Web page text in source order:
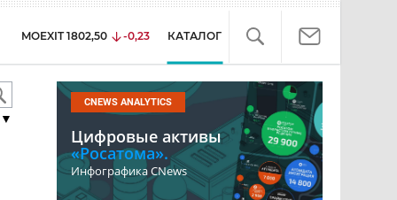
MOEXIT 1802,50 -0,23 КАТАЛОГ
CNEWS ANALYTICS
Цифровые активы
«Росатома».
Инфографика CNews